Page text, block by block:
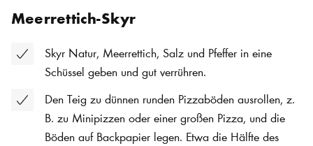
Meerrettich-Skyr
Skyr Natur, Meerrettich, Salz und Pfeffer in eine
Schüssel geben und gut verrühren.
Den Teig zu dünnen runden Pizzaböden ausrollen, z.
B. zu Minipizzen oder einer großen Pizza, und die
Böden auf Backpapier legen. Etwa die Hälfte des